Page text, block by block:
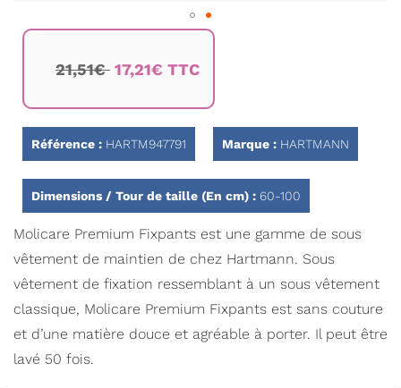
Passer
la
Galerie
d’images
21,51€ 17,21€ TTC
Référence : HARTM947791 Marque : HARTMANN
Dimensions / Tour de taille (En cm) : 60-100
Molicare Premium Fixpants est une gamme de sous
vêtement de maintien de chez Hartmann. Sous
vêtement de fixation ressemblant à un sous vêtement
classique, Molicare Premium Fixpants est sans couture
et d’une matière douce et agréable à porter. Il peut être
lavé 50 fois.